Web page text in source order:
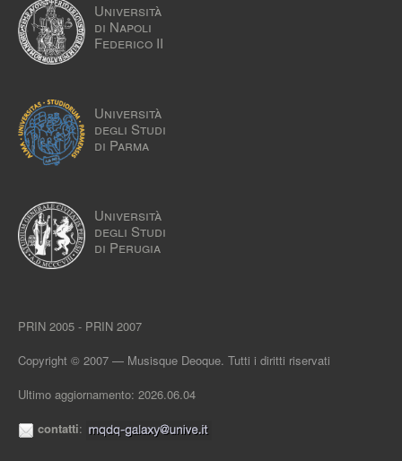
Università
di Napoli
Federico II
Università
degli Studi
di Parma
Università
degli Studi
di Perugia
PRIN 2005 - PRIN 2007
Copyright © 2007 — Musisque Deoque. Tutti i diritti riservati
Ultimo aggiornamento: 2026.06.04
contatti: